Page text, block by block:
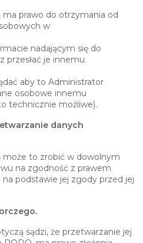
prawo do otrzymania od
w
nadającym się do
przesłać je innemu
aby to Administrator
osobowe innemu
technicznie możliwe).
danych
może to zrobić w dowolnym
na zgodność z prawem
podstawie jej zgody przed jej
sądzi, że przetwarzanie jej